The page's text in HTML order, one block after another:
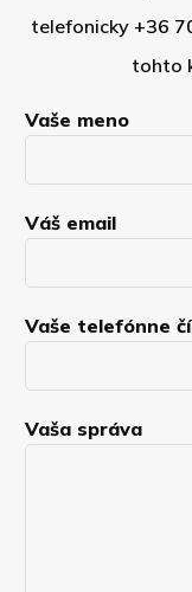
telefonicky +36
tohto
Vaše meno
Váš email
Vaše telefónne
Vaša správa